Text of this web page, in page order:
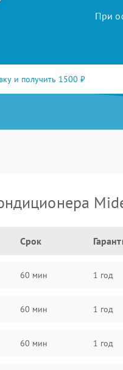
При
и получить 1500 ₽
Срок
60 мин 1 год
60 мин 1 год
60 мин 1 год